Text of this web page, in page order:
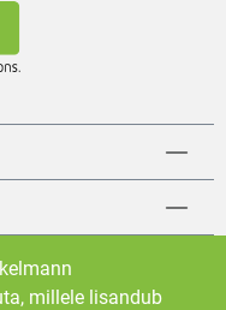
millele lisandub